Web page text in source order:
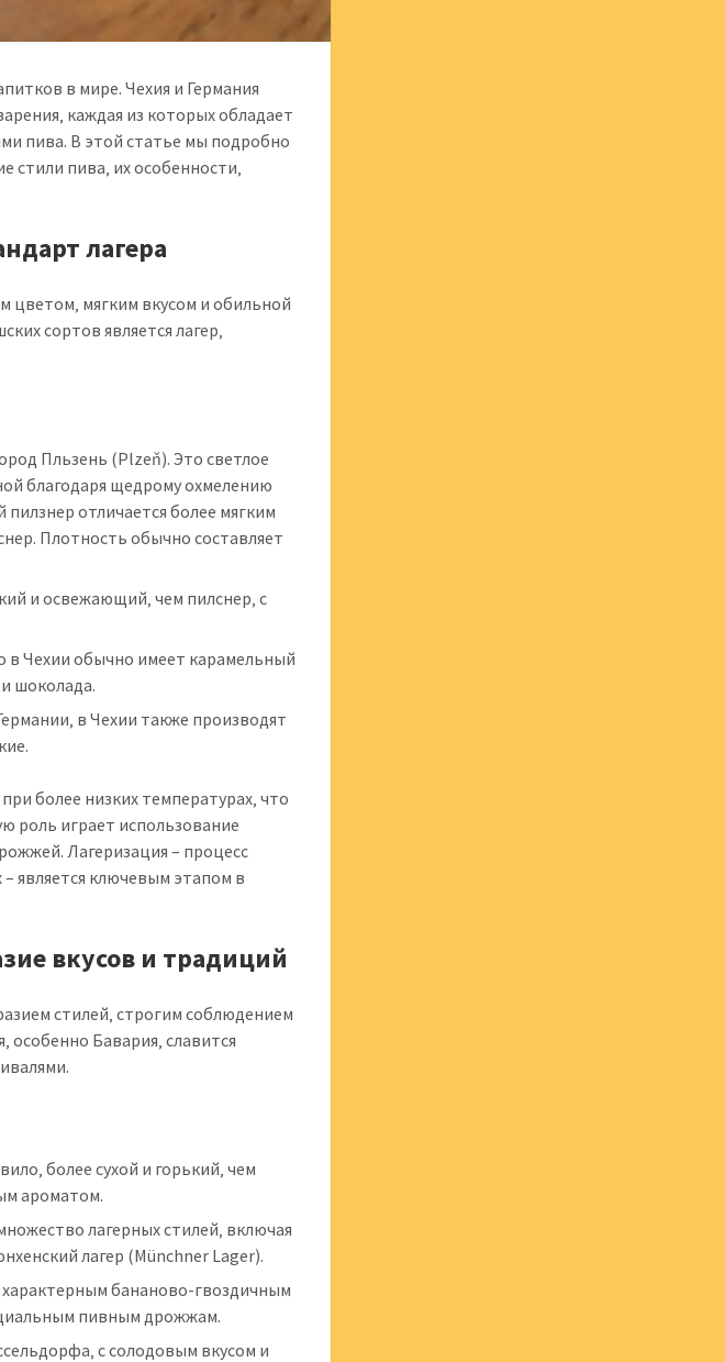
в мире. Чехия и Германия
каждая из которых обладает
пива. В этой статье мы подробно
пива‚ их особенности‚
лагера
цветом‚ мягким вкусом и обильной
сортов является лагер‚
Пльзень (Plzeň). Это светлое
благодаря щедрому охмелению
отличается более мягким
Плотность обычно составляет
и освежающий‚ чем пилснер‚ с
в Чехии обычно имеет карамельный
шоколада.
в Чехии также производят
более низких температурах‚ что
роль играет использование
Лагеризация – процесс
является ключевым этапом в
вкусов и традиций
стилей‚ строгим соблюдением
особенно Бавария‚ славится
более сухой и горький‚ чем
ароматом.
лагерных стилей‚ включая
лагер (Münchner Lager).
бананово-гвоздичным
пивным дрожжам.
с солодовым вкусом и